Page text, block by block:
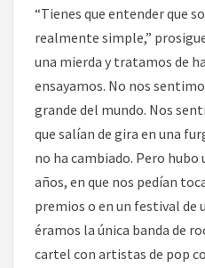
“Tienes que entender que
realmente simple,”
una mierda y tratamos de
ensayamos. No nos
grande del mundo. Nos
que salían de gira en una
no ha cambiado. Pero
años, en que nos pedían
premios o en un festival de
éramos la única banda de
cartel con artistas de pop